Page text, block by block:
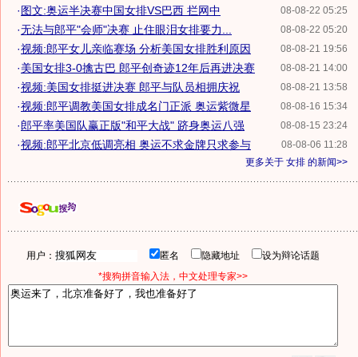
08-08-22 05:25
·图文:奥运半决赛中国女排VS巴西 拦网中
08-08-22 05:20
·无法与郎平"会师"决赛 止住眼泪女排要力...
08-08-21 19:56
·视频:郎平女儿亲临赛场 分析美国女排胜利原因
08-08-21 14:00
·美国女排3-0擒古巴 郎平创奇迹12年后再进决赛
08-08-21 13:58
·视频:美国女排挺进决赛 郎平与队员相拥庆祝
08-08-16 15:34
·视频:郎平调教美国女排成名门正派 奥运紫微星
08-08-15 23:24
·郎平率美国队赢正版"和平大战" 跻身奥运八强
08-08-06 11:28
·视频:郎平北京低调亮相 奥运不求金牌只求参与
更多关于 女排 的新闻>>
用户： 匿名 隐藏地址
设为辩论话题
*搜狗拼音输入法，中文处理专家>>